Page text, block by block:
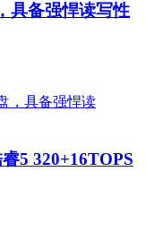
具备强悍读写性
5 320+16TOPS